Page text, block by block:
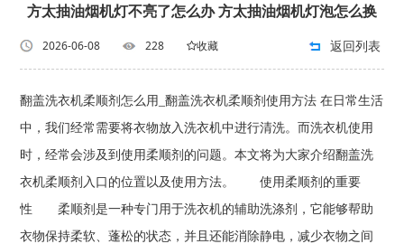
方太抽油烟机灯不亮了怎么办 方太抽油烟机灯泡怎么换
2026-06-08 228 收藏 返回列表
翻盖洗衣机柔顺剂怎么用_翻盖洗衣机柔顺剂使用方法 在日常生活
中，我们经常需要将衣物放入洗衣机中进行清洗。而洗衣机使用
时，经常会涉及到使用柔顺剂的问题。本文将为大家介绍翻盖洗
衣机柔顺剂入口的位置以及使用方法。 使用柔顺剂的重要
性 柔顺剂是一种专门用于洗衣机的辅助洗涤剂，它能够帮助
衣物保持柔软、蓬松的状态，并且还能消除静电，减少衣物之间